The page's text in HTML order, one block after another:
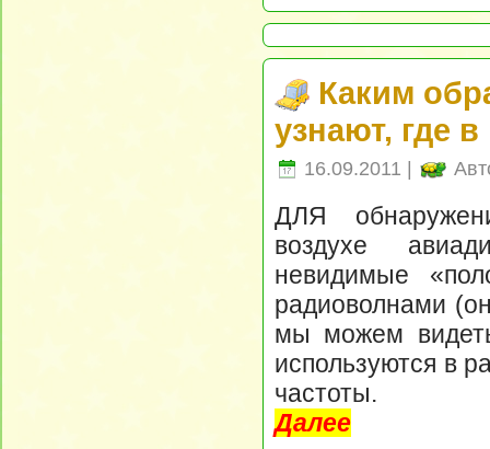
Каким
узнают, где
16.09.2011 |
ДЛЯ
воздухе
невидимые
радиоволнами
мы можем
используются в
частоты.
Далее